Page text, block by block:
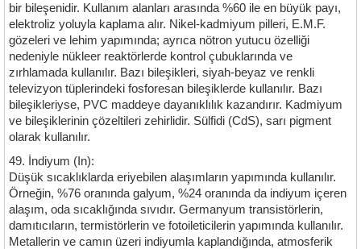
bir bileşenidir. Kullanım alanları arasında %60 ile en büyük payı,
elektroliz yoluyla kaplama alır. Nikel-kadmiyum pilleri, E.M.F.
gözeleri ve lehim yapımında; ayrıca nötron yutucu özelliği
nedeniyle nükleer reaktörlerde kontrol çubuklarında ve
zırhlamada kullanılır. Bazı bileşikleri, siyah-beyaz ve renkli
televizyon tüplerindeki fosforesan bileşiklerde kullanılır. Bazı
bileşikleriyse, PVC maddeye dayanıklılık kazandırır. Kadmiyum
ve bileşiklerinin çözeltileri zehirlidir. Sülfidi (CdS), sarı pigment
olarak kullanılır.
49. İndiyum (In):
Düşük sıcaklıklarda eriyebilen alaşımların yapımında kullanılır.
Örneğin, %76 oranında galyum, %24 oranında da indiyum içeren
alaşım, oda sıcaklığında sıvıdır. Germanyum transistörlerin,
damıtıcıların, termistörlerin ve fotoileticilerin yapımında kullanılır.
Metallerin ve camın üzeri indiyumla kaplandığında, atmosferik